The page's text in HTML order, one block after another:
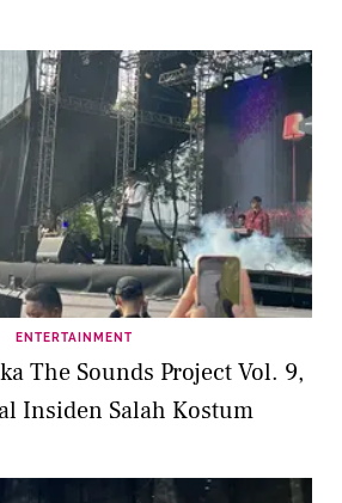
ENTERTAINMENT
The Sounds Project Vol. 9,
Insiden Salah Kostum